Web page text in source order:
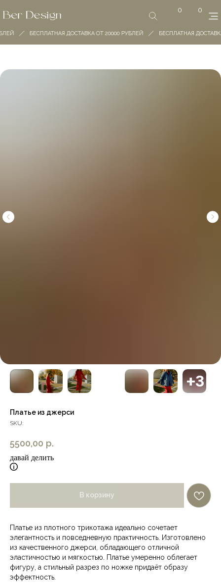
0
0
БЕСПЛАТНАЯ ДОСТАВКА ОТ 20000 РУБЛЕЙ БЕСПЛАТНАЯ
Платье из джерси
SKU:
5500,00 р.
давай делить
В корзину
Платье из плотного трикотажа идеально сочетает
элегантность и повседневную практичность. Изготовлено
из качественного джерси, обладающего отличной
эластичностью и мягкостью. Платье умеренно облегает
фигуру, а стильный разрез по ножке придаёт образу
эффектность.